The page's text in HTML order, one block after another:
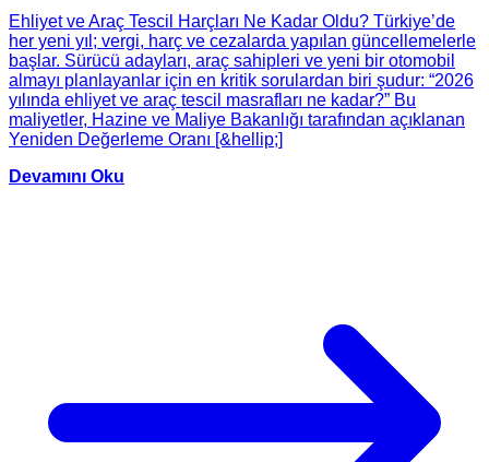
Ehliyet ve Araç Tescil Harçları Ne Kadar Oldu? Türkiye’de
her yeni yıl; vergi, harç ve cezalarda yapılan güncellemelerle
başlar. Sürücü adayları, araç sahipleri ve yeni bir otomobil
almayı planlayanlar için en kritik sorulardan biri şudur: “2026
yılında ehliyet ve araç tescil masrafları ne kadar?” Bu
maliyetler, Hazine ve Maliye Bakanlığı tarafından açıklanan
Yeniden Değerleme Oranı [&hellip;]
Devamını Oku